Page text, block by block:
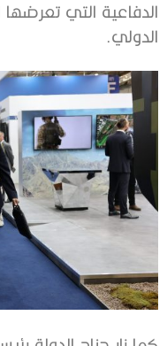
الدفاعية التي تعرضها
الدولي.